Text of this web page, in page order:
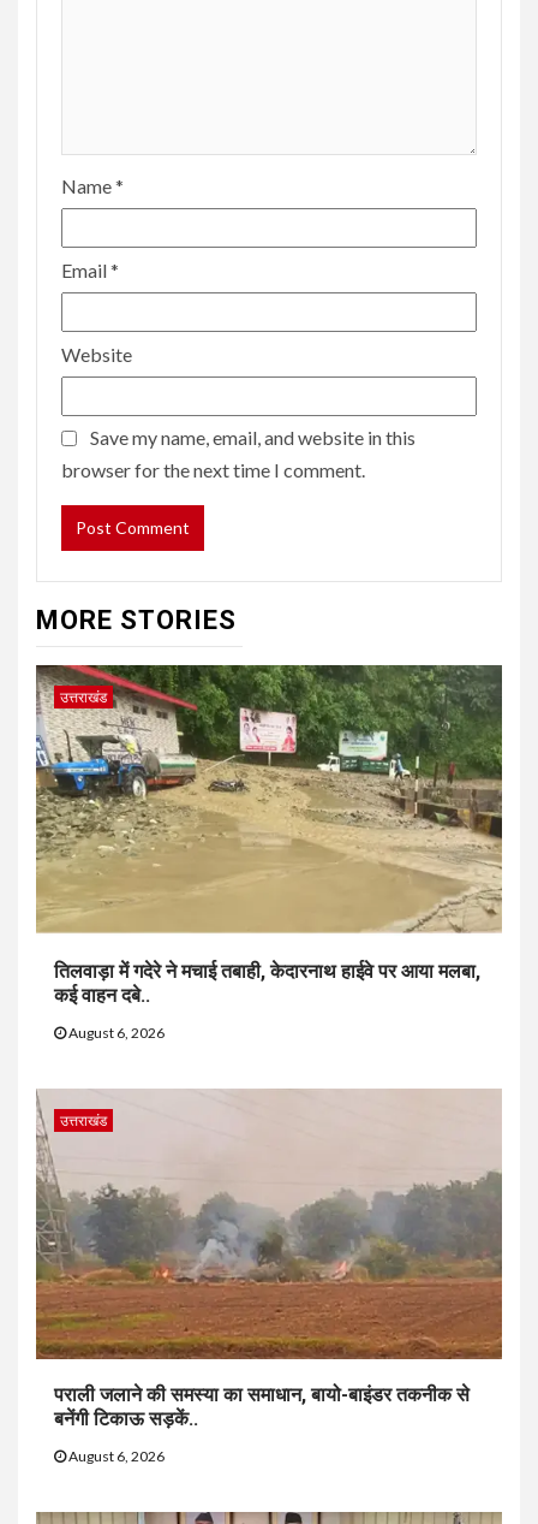
Name*
Email*
Website
Save my name, email, and website in this
browser for the next time I comment.
MORE STORIES
उत्तराखंड
तिलवाड़ा में गदेरे ने मचाई तबाही, केदारनाथ हाईवे पर आया मलबा,
कई वाहन दबे..
August 6, 2026
उत्तराखंड
पराली जलाने की समस्या का समाधान, बायो-बाइंडर तकनीक से
बनेंगी टिकाऊ सड़कें..
August 6, 2026